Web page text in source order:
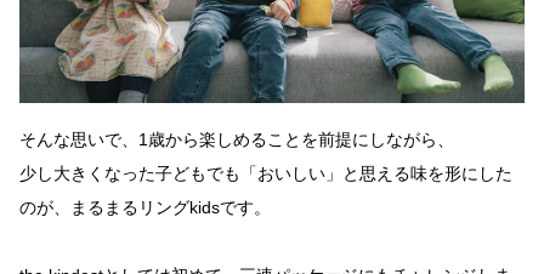
そんな思いで、1歳から楽しめることを前提にしながら、
少し大きくなった子どもでも「おいしい」と思える味を形にした
のが、まるまるリングkidsです。